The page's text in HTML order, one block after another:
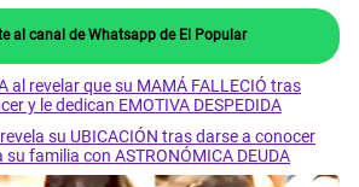
al canal de Whatsapp de El Popular
al revelar que su MAMÁ FALLECIÓ tras
y le dedican EMOTIVA DESPEDIDA
su UBICACIÓN tras darse a conocer
familia con ASTRONÓMICA DEUDA